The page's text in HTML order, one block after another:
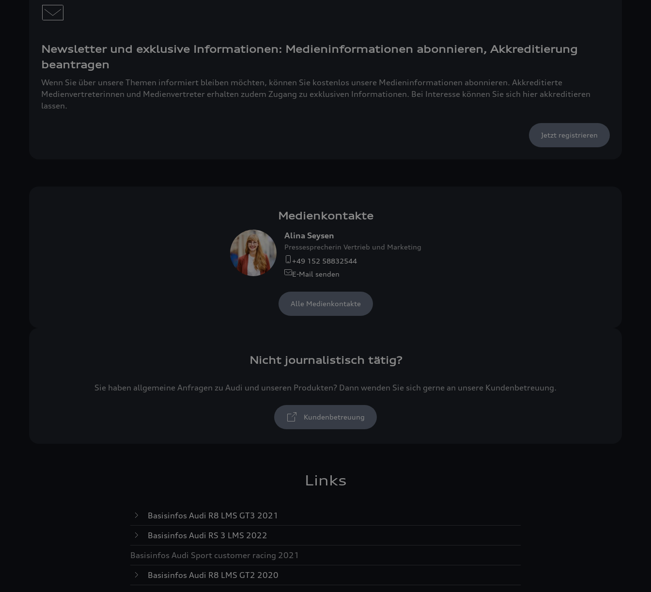
Newsletter und exklusive Informationen: Medieninformationen abonnieren, Akkreditierung
beantragen
Wenn Sie über unsere Themen informiert bleiben möchten, können Sie kostenlos unsere Medieninformationen abonnieren. Akkreditierte
Medienvertreterinnen und Medienvertreter erhalten zudem Zugang zu exklusiven Informationen. Bei Interesse können Sie sich hier akkreditieren
lassen.
Jetzt registrieren
Medienkontakte
Alina Seysen
Pressesprecherin Vertrieb und Marketing
+49 152 58832544
E-Mail senden
Alle Medienkontakte
Nicht journalistisch tätig?
Sie haben allgemeine Anfragen zu Audi und unseren Produkten? Dann wenden Sie sich gerne an unsere Kundenbetreuung.
Kundenbetreuung
Links
Basisinfos Audi R8 LMS GT3 2021
Basisinfos Audi RS 3 LMS 2022
Basisinfos Audi Sport customer racing 2021
Basisinfos Audi R8 LMS GT2 2020